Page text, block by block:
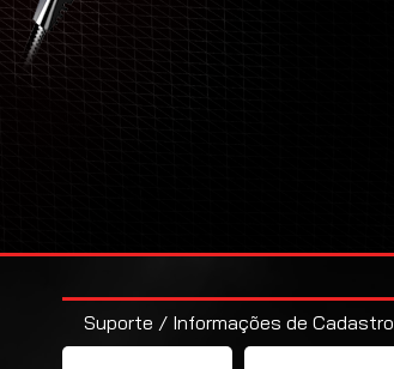
Suporte / Informações de Cadastro